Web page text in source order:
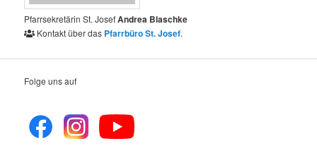
Pfarrsekretärin St. JosefAndrea Blaschke
Kontakt über das Pfarrbüro St. Josef.
Folge uns auf